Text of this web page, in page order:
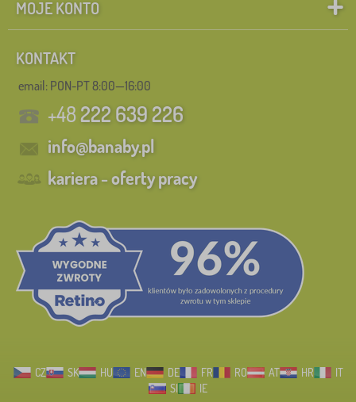
MOJE KONTO
KONTAKT
email: PON-PT 8:00—16:00
+48222 639 226
info@banaby.pl
kariera - oferty pracy
CZ SK HU EN DE FR RO AT HR
IT
SI
IE